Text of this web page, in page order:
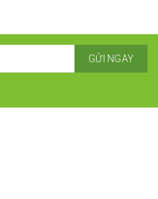
GỬI NGAY